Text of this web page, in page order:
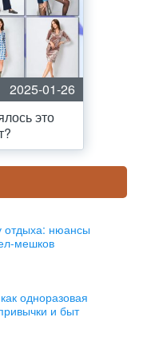
2025-01-26
это
отдыха: нюансы
мешков
одноразовая
и быт